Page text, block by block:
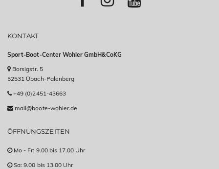
KONTAKT
Sport-Boot-Center Wohler GmbH&CoKG
Borsigstr. 5
52531 Übach-Palenberg
+49 (0)2451-43663
mail@boote-wohler.de
ÖFFNUNGSZEITEN
Mo - Fr: 9.00 bis 17.00 Uhr
Sa: 9.00 bis 13.00 Uhr